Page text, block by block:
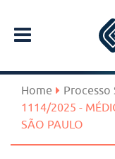
Home Processo
1114/2025 -
SÃO PAULO